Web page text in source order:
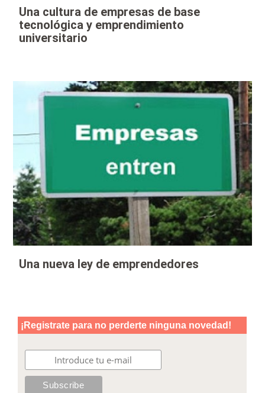
Una cultura de empresas de base
tecnológica y emprendimiento
universitario
Una nueva ley de emprendedores